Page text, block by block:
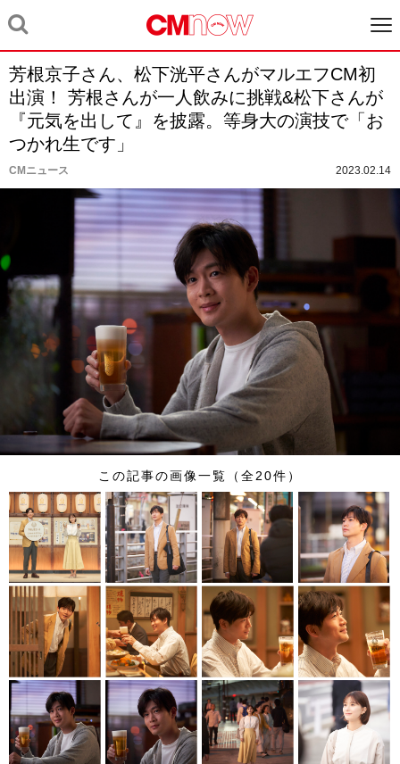
芳根京子さん、松下洸平さんがマルエフCM初
出演！ 芳根さんが一人飲みに挑戦&松下さんが
『元気を出して』を披露。等身大の演技で「お
つかれ生です」
CMニュース 2023.02.14
この記事の画像一覧（全20件）